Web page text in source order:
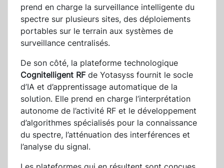
prend en charge la surveillance intelligente du
spectre sur plusieurs sites, des déploiements
portables sur le terrain aux systèmes de
surveillance centralisés.
De son côté, la plateforme technologique
Cognitelligent RF de Yotasyss fournit le socle
d’IA et d’apprentissage automatique de la
solution. Elle prend en charge l’interprétation
autonome de l’activité RF et le développement
d’algorithmes spécialisés pour la connaissance
du spectre, l’atténuation des interférences et
l’analyse du signal.